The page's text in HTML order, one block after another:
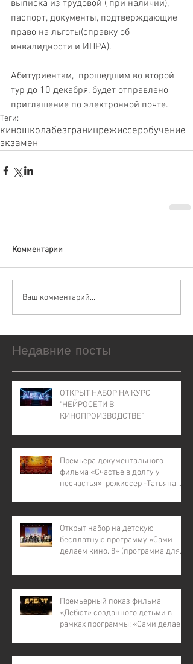
выписка из трудовой ( при наличии),
паспорт, документы, подтверждающие
право на льготы(справку об
инвалидности и ИПРА).
Абитуриентам,  прошедшим во второй
тур до 10 декабря, будет отправлено
приглашение по электронной почте.
Теги:
киношколабезграницрежиссеробучение
экзамен
Комментарии
Ваш комментарий...
Недавние посты
ОТКРЫТ НАБОР НА КУРС
"НЕЙРОСЕТИ В
КИНОПРОИЗВОДСТВЕ"
Премьера документального
фильма «Счастье в долгу у
несчастья», режиссер -Татьяна
Открыт набор на детскую
бесплатную программу «Сами
делаем кино. 8» (программа для
детей из малообеспеченных и
участников СВО).
Премьерный показ фильма
«Дебют» созданного детьми в
рамках программы: «Сами делаем